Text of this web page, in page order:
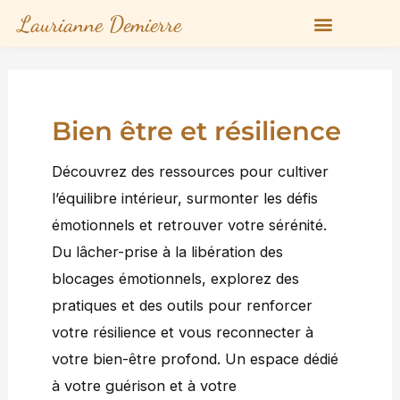
AllerLaurianne Demierre
Bien être et résilience
Découvrez des ressources pour cultiver
l’équilibre intérieur, surmonter les défis
émotionnels et retrouver votre sérénité.
Du lâcher-prise à la libération des
blocages émotionnels, explorez des
pratiques et des outils pour renforcer
votre résilience et vous reconnecter à
votre bien-être profond. Un espace dédié
à votre guérison et à votre